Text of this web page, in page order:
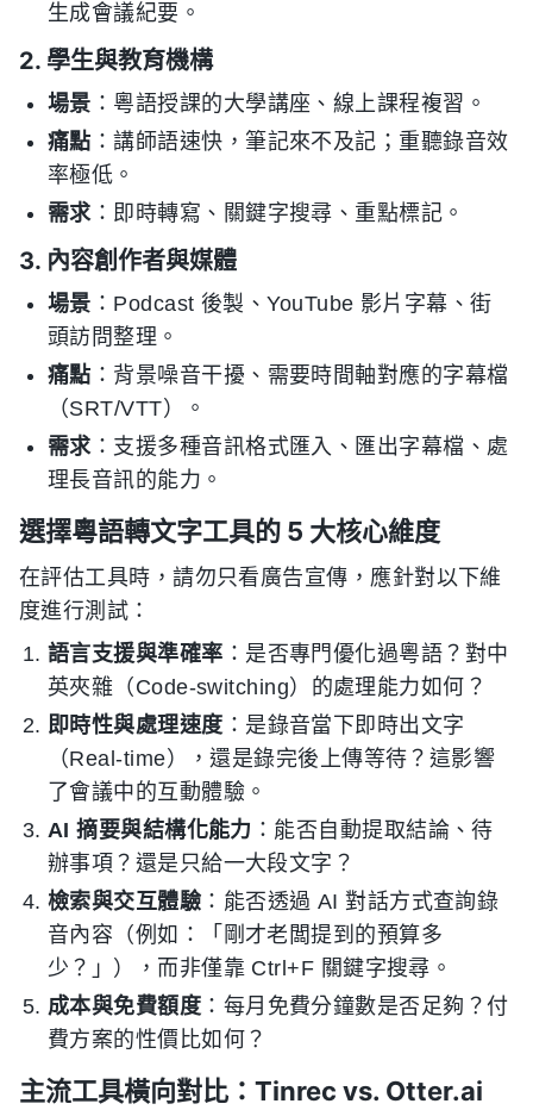
生成會議紀要。
2. 學生與教育機構
場景 ：粵語授課的大學講座、線上課程複習。
痛點 ：講師語速快，筆記來不及記；重聽錄音效
率極低。
需求：即時轉寫、關鍵字搜尋、重點標記。
3. 內容創作者與媒體
場景 ：Podcast 後製、YouTube 影片字幕、街
頭訪問整理。
痛點 ：背景噪音干擾、需要時間軸對應的字幕檔
（SRT/VTT）。
需求：支援多種音訊格式匯入、匯出字幕檔、處
理長音訊的能力。
選擇粵語轉文字工具的 5 大核心維度
在評估工具時，請勿只看廣告宣傳，應針對以下維
度進行測試：
語言支援與準確率 ：是否專門優化過粵語？對中
英夾雜（Code-switching）的處理能力如何？
即時性與處理速度 ：是錄音當下即時出文字
（Real-time），還是錄完後上傳等待？這影響
了會議中的互動體驗。
AI 摘要與結構化能力 ：能否自動提取結論、待
辦事項？還是只給一大段文字？
檢索與交互體驗 ：能否透過 AI 對話方式查詢錄
音內容（例如：「剛才老闆提到的預算多
少？」），而非僅靠 Ctrl+F 關鍵字搜尋。
成本與免費額度 ：每月免費分鐘數是否足夠？付
費方案的性價比如何？
主流工具橫向對比：Tinrec vs. Otter.ai